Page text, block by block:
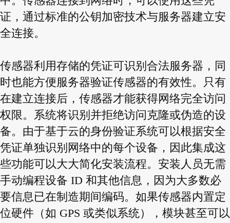
证，通过标准的公钥加密技术与服务器建立安
全连接。
传感器利用存储的凭证可识别合法服务器，同
时也能方便服务器验证传感器的有效性。只有
在建立连接后，传感器才能获得网络完全访问
权限。系统将识别并拒绝访问克隆或伪造的设
备。由于基于云的身份验证系统可以根据安全
凭证单独识别网络中的每个设备，因此集成这
些功能可以大大简化安装流程。安装人员无需
手动编程设备 ID 和其他信息，因为大多数必
要信息已在制造期间编码。如果传感器内置定
位硬件（如 GPS 或类似系统），模块甚至可以